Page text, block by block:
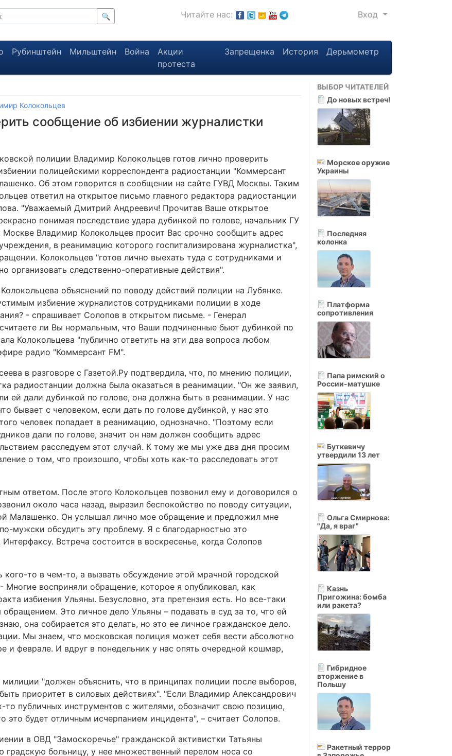
🔍 Читайте нас: Вход
Рубинштейн Мильштейн Война
Акции
протеста
Запрещенка История Дерьмометр
Колокольцев
сообщение об избиении журналистки
полиции Владимир Колокольцев готов лично проверить
полицейскими корреспондента радиостанции "Коммерсант
Об этом говорится в сообщении на сайте ГУВД Москвы. Таким
ответил на открытое письмо главного редактора радиостанции
"Уважаемый Дмитрий Андреевич! Прочитав Ваше открытое
понимая последствие удара дубинкой по голове, начальник ГУ
Владимир Колокольцев просит Вас срочно сообщить адрес
в реанимацию которого госпитализирована журналистка",
Колокольцев "готов лично выехать туда с сотрудниками и
организовать следственно-оперативные действия".
объяснений по поводу действий полиции на Лубянке.
избиение журналистов сотрудниками полиции в ходе
- спрашивает Солопов в открытом письме. - Генерал
ли Вы нормальным, что Ваши подчиненные бьют дубинкой по
Колокольцева "публично ответить на эти два вопроса любом
радио "Коммерсант FM".
в разговоре с Газетой.Ру подтвердила, что, по мнению полиции,
радиостанции должна была оказаться в реанимации. "Он же заявил,
ей дали дубинкой по голове, она должна быть в реанимации. У нас
бывает с человеком, если дать по голове дубинкой, у нас это
человек попадает в реанимацию, однозначно. "Поэтому если
дали по голове, значит он нам должен сообщить адрес
расследуем этот случай. К тому же мы уже два дня просим
о том, что произошло, чтобы хоть как-то расследовать этот
ответом. После этого Колокольцев позвонил ему и договорился о
около часа назад, выразил беспокойство по поводу ситуации,
Малашенко. Он услышал лично мое обращение и предложил мне
мужски обсудить эту проблему. Я с благодарностью это
Встреча состоится в воскресенье, когда Солопов
то в чем-то, а вызвать обсуждение этой мрачной городской
восприняли обращение, которое я опубликовал, как
избиения Ульяны. Безусловно, эта претензия есть. Но все-таки
обращением. Это личное дело Ульяны – подавать в суд за то, что ей
она собирается это делать, но это ее личное гражданское дело.
Мы знаем, что московская полиция может себя вести абсолютно
и феврале. И вдруг в понедельник у нас опять очередной кошмар,
"должен объяснить, что в принципах полиции после выборов,
приоритет в силовых действиях". "Если Владимир Александрович
публичных инструментов с жителями, обозначит свою позицию,
будет отличным исчерпанием инцидента", – считает Солопов.
в ОВД "Замоскоречье" гражданской активистки Татьяны
градскую больницу, у нее множественный перелом носа со
ВЫБОР ЧИТАТЕЛЕЙ
До новых встреч!
Морское оружие
Украины
Последняя
колонка
Платформа
сопротивления
Папа римский о
России-матушке
Буткевичу
утвердили 13 лет
Ольга Смирнова:
"Да, я враг"
Казнь
Пригожина: бомба
или ракета?
Гибридное
вторжение в
Польшу
Ракетный террор